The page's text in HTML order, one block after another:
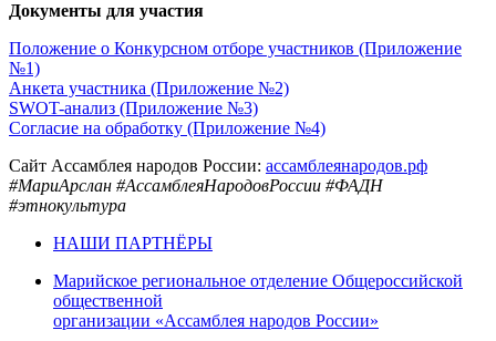
Документы для участия
Положение о Конкурсном отборе участников (Приложение
№1)
Анкета участника (Приложение №2)
SWOT-анализ (Приложение №3)
Согласие на обработку (Приложение №4)
Сайт Ассамблея народов России: ассамблеянародов.рф
#МариАрслан #АссамблеяНародовРоссии #ФАДН
#этнокультура
НАШИ ПАРТНЁРЫ
Марийское региональное отделение Общероссийской
общественной
организации «Ассамблея народов России»